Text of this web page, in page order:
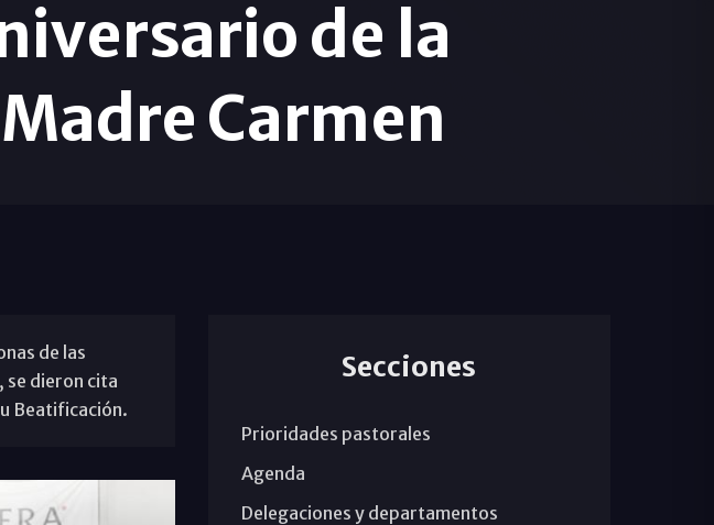
de la
Carmen
de las
se dieron cita
Beatificación.
Secciones
Prioridades pastorales
Agenda
Delegaciones y departamentos